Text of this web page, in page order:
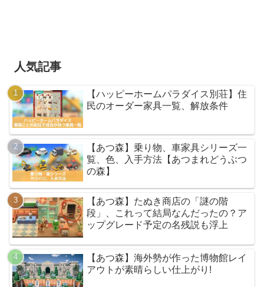
人気記事
【ハッピーホームパラダイス別荘】住
民のオーダー家具一覧、解放条件
【あつ森】乗り物、車家具シリーズ一
覧、色、入手方法【あつまれどうぶつ
の森】
【あつ森】たぬき商店の「謎の階
段」、これって結局なんだったの？ア
ップグレード予定の名残説も浮上
【あつ森】海外勢が作った博物館レイ
アウトが素晴らしい仕上がり!